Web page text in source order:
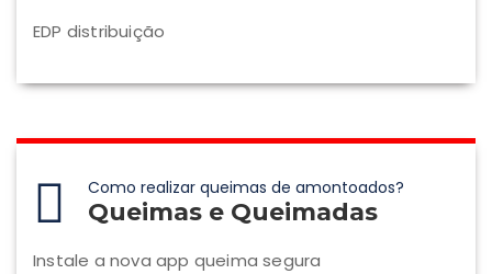
EDP distribuição
Como realizar queimas de amontoados?
Queimas e Queimadas
Instale a nova app queima segura